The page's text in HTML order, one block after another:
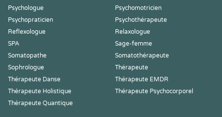
Psychologue
Psychomotricien
Psychopraticien
Psychothérapeute
Reflexologue
Relaxologue
SPA
Sage-femme
Somatopathe
Somatothérapeute
Sophrologue
Thérapeute
Thérapeute Danse
Thérapeute EMDR
Thérapeute Holistique
Thérapeute Psychocorporel
Thérapeute Quantique